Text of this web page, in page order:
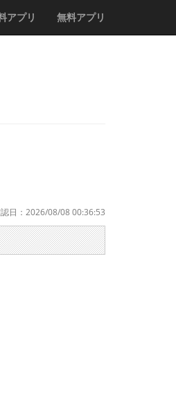
アプリ 無料アプリ
日：2026/08/08 00:36:53